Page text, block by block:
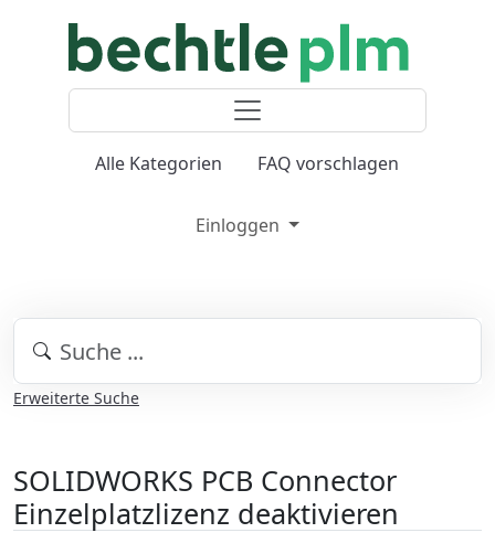
Alle Kategorien FAQ vorschlagen
Einloggen
Erweiterte Suche
SOLIDWORKS PCB Connector
Einzelplatzlizenz deaktivieren